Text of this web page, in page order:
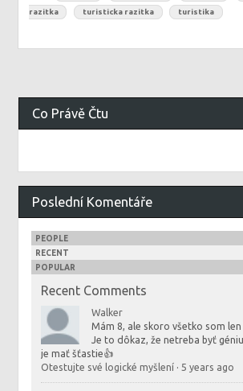
razitka
turisticka razitka turistika
Co Právě Čtu
Poslední Komentáře
PEOPLE
RECENT
POPULAR
Recent Comments
Walker
Mám 8, ale skoro všetko som len
Je to dôkaz, že netreba byť
je mať šťastie👍
Otestujte své logické myšlení · 5 years ago